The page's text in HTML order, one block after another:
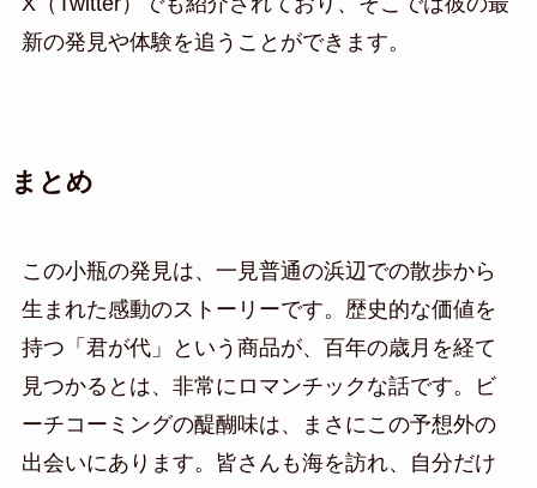
新の発見や体験を追うことができます。
まとめ
この小瓶の発見は、一見普通の浜辺での散歩から
生まれた感動のストーリーです。歴史的な価値を
持つ「君が代」という商品が、百年の歳月を経て
見つかるとは、非常にロマンチックな話です。ビ
ーチコーミングの醍醐味は、まさにこの予想外の
出会いにあります。皆さんも海を訪れ、自分だけ